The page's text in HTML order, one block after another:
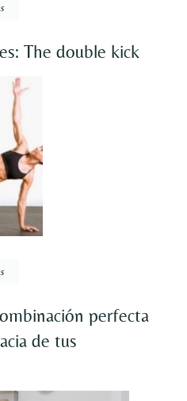
The double kick
perfecta
de tus